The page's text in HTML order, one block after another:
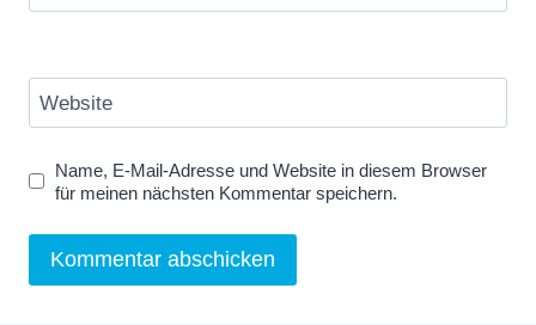
Website
Name, E-Mail-Adresse und Website in diesem Browser
für meinen nächsten Kommentar speichern.